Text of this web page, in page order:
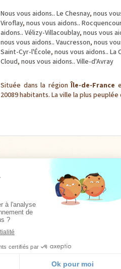
Nous vous aidons.. Le Chesnay, nous
Viroflay, nous vous aidons..
aidons.. Vélizy-Villacoublay, nous vous
nous vous aidons.. Vaucresson, nous
Saint-Cyr-l'École, nous vous aidons.. La
Cloud, nous vous aidons.. Ville-d'Avray
Située dans la régionÎle-de-France
20089 habitants. La ville la plus
Les emblématiques
Nos produits et services
Nos marques
Informations pratiques
Contact